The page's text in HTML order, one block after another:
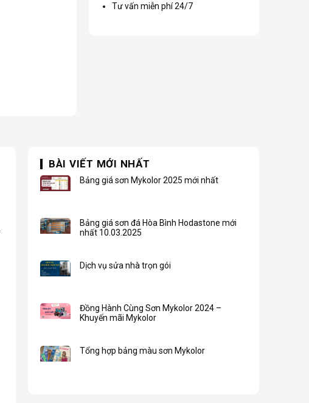
Tư vấn miễn phí 24/7
BÀI VIẾT MỚI NHẤT
Bảng giá sơn Mykolor 2025 mới nhất
Bảng giá sơn đá Hòa Bình Hodastone mới
nhất 10.03.2025
Dịch vụ sửa nhà trọn gói
Đồng Hành Cùng Sơn Mykolor 2024 –
Khuyến mãi Mykolor
Tổng hợp bảng màu sơn Mykolor